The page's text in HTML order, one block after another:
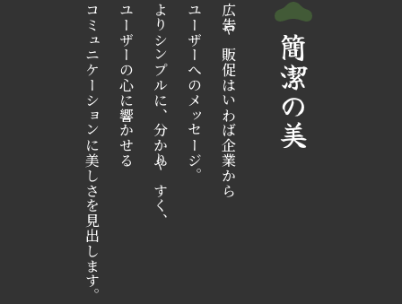
簡潔の美
広告や販促はいわば企業から
ユーザーへのメッセージ。
よりシンプルに、分かりやすく、
ユーザーの心に響かせる
コミュニケーションに美しさを見出します。